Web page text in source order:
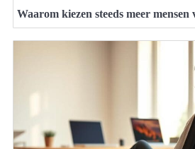
Waarom kiezen steeds meer